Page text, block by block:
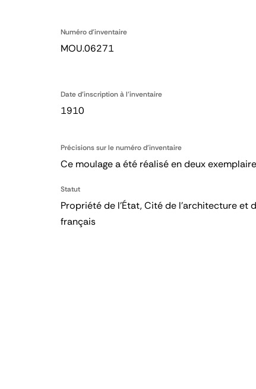
Numéro d'inventaire
MOU.06271
Date d'inscription à l'inventaire
1910
Précisions sur le numéro d'inventaire
Ce moulage a été réalisé en deux
Statut
Propriété de l’État, Cité de l’architecture
français